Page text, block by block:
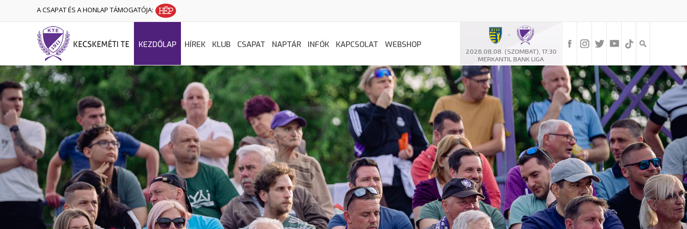
A CSAPAT ÉS A HONLAP TÁMOGATÓJA:
-
2026.08.08. (SZOMBAT), 17:30
MERKANTIL BANK LIGA
KEZDŐLAP HÍREK KLUB CSAPAT NAPTÁR INFÓK KAPCSOLAT WEBSHOP